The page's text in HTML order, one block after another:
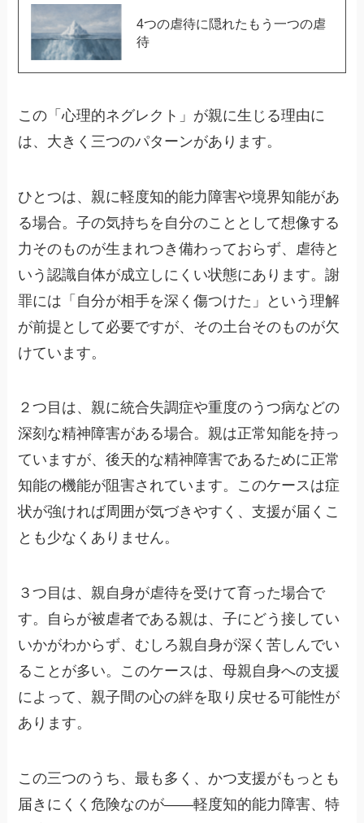
4つの虐待に隠れたもう一つの虐
待
この「心理的ネグレクト」が親に生じる理由に
は、大きく三つのパターンがあります。
ひとつは、親に軽度知的能力障害や境界知能があ
る場合。子の気持ちを自分のこととして想像する
力そのものが生まれつき備わっておらず、虐待と
いう認識自体が成立しにくい状態にあります。謝
罪には「自分が相手を深く傷つけた」という理解
が前提として必要ですが、その土台そのものが欠
けています。
２つ目は、親に統合失調症や重度のうつ病などの
深刻な精神障害がある場合。親は正常知能を持っ
ていますが、後天的な精神障害であるために正常
知能の機能が阻害されています。このケースは症
状が強ければ周囲が気づきやすく、支援が届くこ
とも少なくありません。
３つ目は、親自身が虐待を受けて育った場合で
す。自らが被虐者である親は、子にどう接してい
いかがわからず、むしろ親自身が深く苦しんでい
ることが多い。このケースは、母親自身への支援
によって、親子間の心の絆を取り戻せる可能性が
あります。
この三つのうち、最も多く、かつ支援がもっとも
届きにくく危険なのが——軽度知的能力障害、特